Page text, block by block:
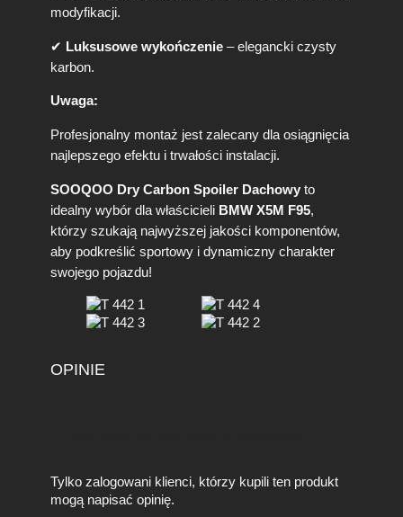
modyfikacji.
✔ Luksusowe wykończenie – elegancki czysty
karbon.
Uwaga:
Profesjonalny montaż jest zalecany dla osiągnięcia
najlepszego efektu i trwałości instalacji.
SOOQOO Dry Carbon Spoiler Dachowy to
idealny wybór dla właścicieli BMW X5M F95,
którzy szukają najwyższej jakości komponentów,
aby podkreślić sportowy i dynamiczny charakter
swojego pojazdu!
OPINIE
Tylko zalogowani klienci, którzy kupili ten produkt
mogą napisać opinię.